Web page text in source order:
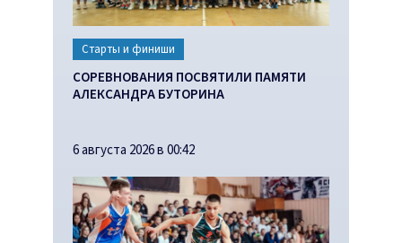
Старты и финиши
СОРЕВНОВАНИЯ ПОСВЯТИЛИ ПАМЯТИ
АЛЕКСАНДРА БУТОРИНА
6 августа 2026 в 00:42